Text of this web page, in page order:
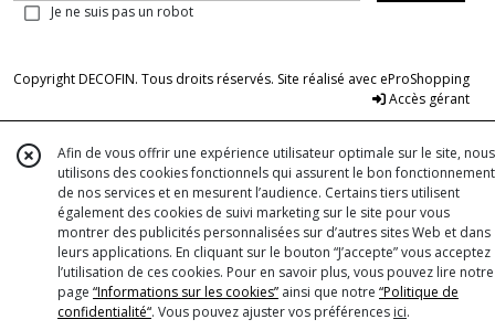
Je ne suis pas un robot
Copyright DECOFIN. Tous droits réservés. Site réalisé avec eProShopping
Accès gérant
Afin de vous offrir une expérience utilisateur optimale sur le site, nous
utilisons des cookies fonctionnels qui assurent le bon fonctionnement
de nos services et en mesurent l’audience. Certains tiers utilisent
également des cookies de suivi marketing sur le site pour vous
montrer des publicités personnalisées sur d’autres sites Web et dans
leurs applications. En cliquant sur le bouton “J’accepte” vous acceptez
l’utilisation de ces cookies. Pour en savoir plus, vous pouvez lire notre
page “Informations sur les cookies” ainsi que notre “Politique de
confidentialité“. Vous pouvez ajuster vos préférences ici.